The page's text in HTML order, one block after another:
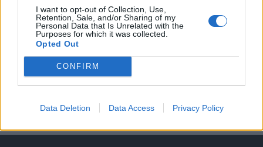
I want to opt-out of Collection, Use,
Retention, Sale, and/or Sharing of my
Personal Data that Is Unrelated with the
Purposes for which it was collected.
Opted Out
CONFIRM
Data Deletion Data Access Privacy Policy
Előfizetés
MÁR ELŐFIZETŐNK VAGY?